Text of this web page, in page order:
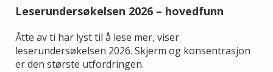
Leserundersøkelsen 2026 – hovedfunn
Åtte av ti har lyst til å lese mer, viser
leserundersøkelsen 2026. Skjerm og konsentrasjon
er den største utfordringen.